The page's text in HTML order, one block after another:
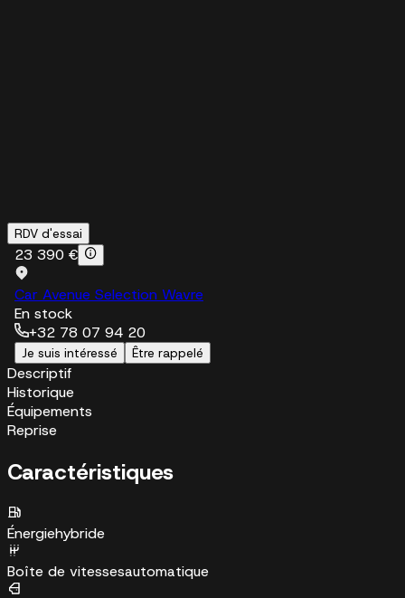
RDV d'essai
23 390 €
Car Avenue Selection Wavre
En stock
+32 78 07 94 20
Je suis intéressé Être rappelé
Descriptif
Historique
Équipements
Reprise
Caractéristiques
Énergiehybride
Boîte de vitessesautomatique